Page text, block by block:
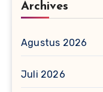
Archives
Agustus 2026
Juli 2026